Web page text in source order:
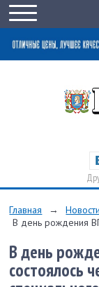
Главная → Новости
В день рождения
В день
состоялось